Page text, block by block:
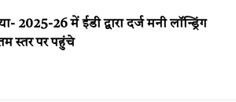
2025-26 में ईडी द्वारा दर्ज मनी लॉन्ड्रिंग
स्तर पर पहुंचे